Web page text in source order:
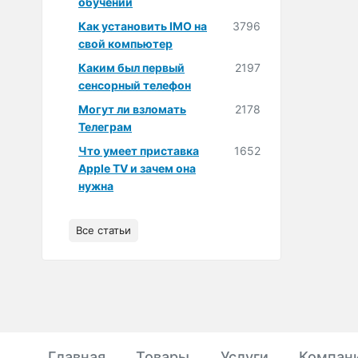
Как установить IMO на
свой компьютер
3796
Каким был первый
сенсорный телефон
2197
Могут ли взломать
Телеграм
2178
Что умеет приставка
Apple TV и зачем она
нужна
1652
Все статьи